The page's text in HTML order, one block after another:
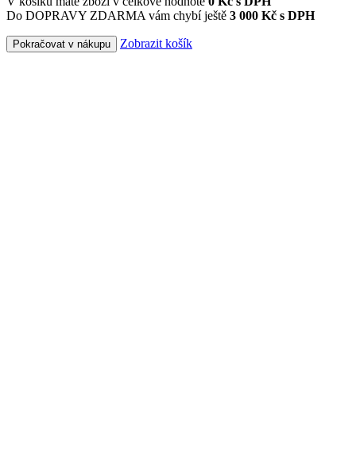
Do DOPRAVY ZDARMA vám chybí ještě 3 000 Kč s DPH
Pokračovat v nákupu Zobrazit košík